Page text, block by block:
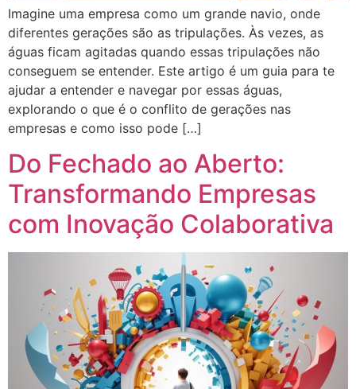
Imagine uma empresa como um grande navio, onde
diferentes gerações são as tripulações. Às vezes, as
águas ficam agitadas quando essas tripulações não
conseguem se entender. Este artigo é um guia para te
ajudar a entender e navegar por essas águas,
explorando o que é o conflito de gerações nas
empresas e como isso pode […]
Do Fechado ao Aberto:
Transformando Empresas
com Inovação Colaborativa